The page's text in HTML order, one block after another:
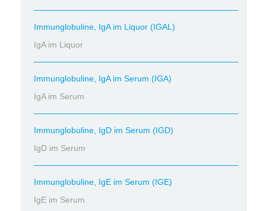
Immunglobuline, IgA im Liquor (IGAL)
IgA im Liquor
Immunglobuline, IgA im Serum (IGA)
IgA im Serum
Immunglobuline, IgD im Serum (IGD)
IgD im Serum
Immunglobuline, IgE im Serum (IGE)
IgE im Serum